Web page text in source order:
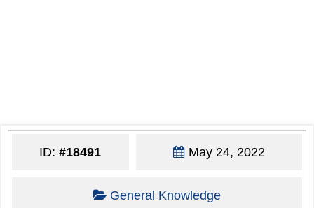
ID:#18491 May 24, 2022
General Knowledge